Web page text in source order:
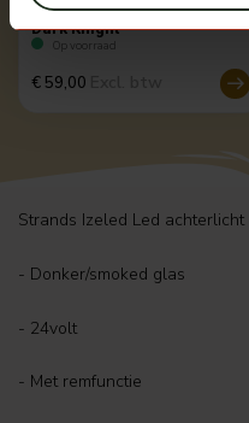
Strands IZE LED achterlicht -
Dark Knight
Op voorraad
€ 59,00
Strands Izeled Led achterlicht
- Donker/smoked glas
- 24volt
- Met remfunctie